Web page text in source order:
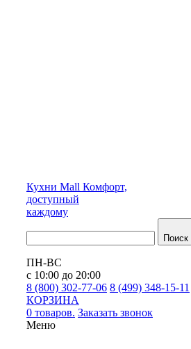
Кухни Mall Комфорт,
доступный
каждому
Поиск
ПН-ВС
с 10:00 до 20:00
8 (800) 302-77-06 8 (499) 348-15-11
КОРЗИНА
0 товаров. Заказать звонок
Меню